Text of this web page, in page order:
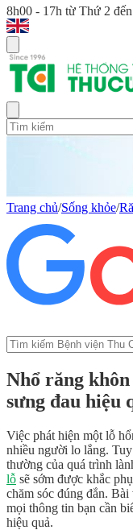
8h00 - 17h từ Thứ 2
Trang chủ/Sống khỏe/
Nhổ răng
sưng đau hiệu
Việc phát hiện một lỗ
nhiều người lo lắng.
thường của quá trình
lỗ sẽ sớm được khắc
chăm sóc đúng đắn.
mọi thông tin bạn cần
hiệu quả.